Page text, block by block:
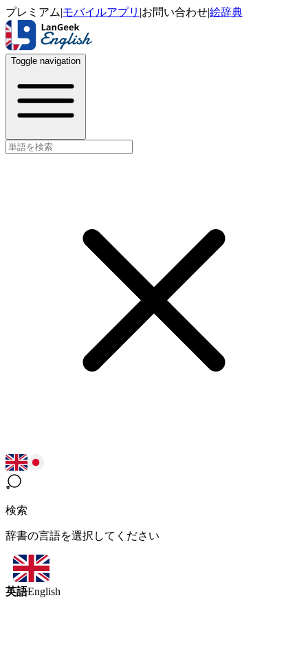
プレミアム|モバイルアプリ |お問い合わせ|絵辞典
Toggle navigation
検索
辞書の言語を選択してください
英語English